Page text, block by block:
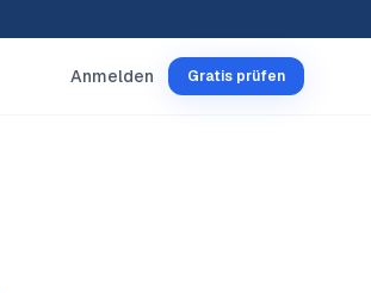
Anmelden Gratis prüfen